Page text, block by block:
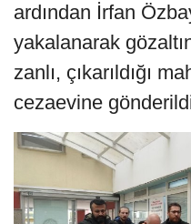
ardından İrfan
yakalanarak
zanlı, çıkarıldığı
cezaevine